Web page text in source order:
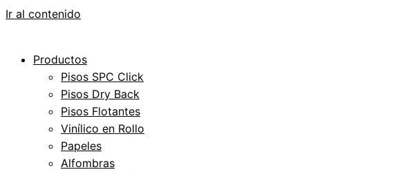
Ir al contenido
Productos
Pisos SPC Click
Pisos Dry Back
Pisos Flotantes
Vinílico en Rollo
Papeles
Alfombras